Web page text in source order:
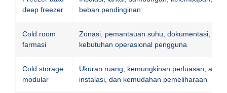
deep freezer
beban pendinginan
Cold room
farmasi
Zonasi, pemantauan suhu, dokumentasi,
kebutuhan operasional pengguna
Cold storage
modular
Ukuran ruang, kemungkinan perluasan, akses
instalasi, dan kemudahan pemeliharaan